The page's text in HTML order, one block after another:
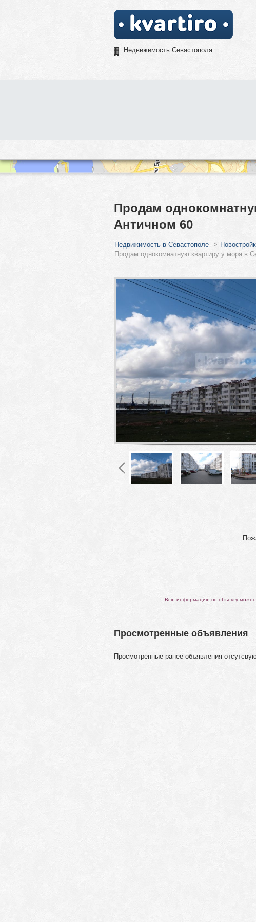
Недвижимость Севастополя
Продам
Античном 60
Недвижимость в Севастополе >
Продам однокомнатную квартиру у моря в
Всю информацию по объекту можно
Просмотренные объявления
Просмотренные ранее объявления